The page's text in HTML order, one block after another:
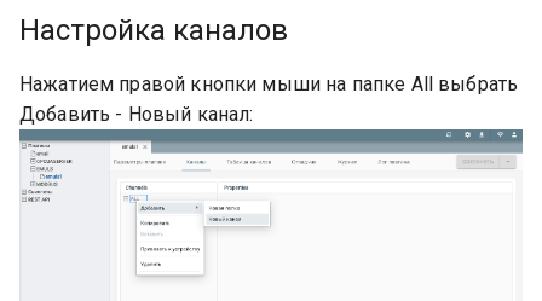
Настройка каналов
Нажатием правой кнопки мыши на папке All выбрать
Добавить - Новый канал: